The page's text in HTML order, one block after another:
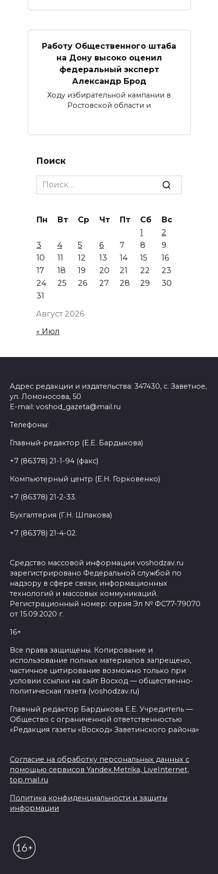
Работу Общественного штаба
на Дону высоко оценил
федеральный эксперт
Александр Брод
Ходу избирательной кампании в
Ростовской области и
Поиск
Search
for:
Август 2026
Пн Вт Ср Чт Пт Сб
Вс
1
2
3
4 5 6 7 8
9
10
11 12 13 14 15
16
17
18 19 20 21 22
23
24
25 26 27 28 29
30
31
« Июл
Адрес редакции и издательства: 347430, с. Заветное,
ул. Ломоносова, 50
E-mail: voshod_gazeta@mail.ru
Телефоны:
Главный-редактор (Е.Е. Бардыкова)
+7 (86378) 21-1-94 (факс)
Компьютерный центр (Е.Н. Горковенко)
+7 (86378) 21-2-33.
Бухгалтерия (Г.Н. Шпакова)
+7 (86378) 21-4-02.
Средство массовой информации voshodzav.ru
зарегистрировано Федеральной службой по
надзору в сфере связи, информационных
технологий и массовых коммуникаций.
Регистрационный номер: серия Эл № ФС77-79070
от 15.09.2020 г.
16+
Все права защищены. Копирование и
использование полных материалов запрещено,
частичное цитирование возможно только при
условии ссылки на сайт Восход — общественно-
политическая газета (voshodzav.ru)
Главный редактор Бардыкова Е.Е. Учредитель —
Общество с ограниченной ответственностью
«Редакция газеты «Восход» Заветинского района»
Согласие на обработку персональных данных с
помощью сервисов Yandex.Metrika, LiveInternet,
top.mail.ru
Политика конфиденциальности и защиты
информации